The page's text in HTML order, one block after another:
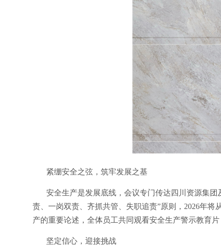
紧绷安全之弦，筑牢发展之基
安全生产是发展底线，会议专门传达四川资源集
责、一岗双责、齐抓共管、失职追责”原则，2026年
产的重要论述，全体员工共同观看安全生产警示教育
坚定信心，迎接挑战